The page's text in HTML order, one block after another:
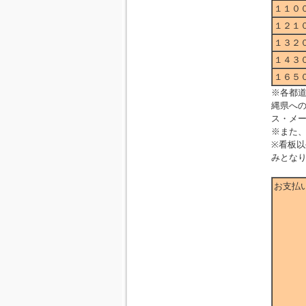
１１０
１２１
１３２
１４３
１６５
※各都
縄県へ
ス・メ
※また
※看板以
みとな
お支払